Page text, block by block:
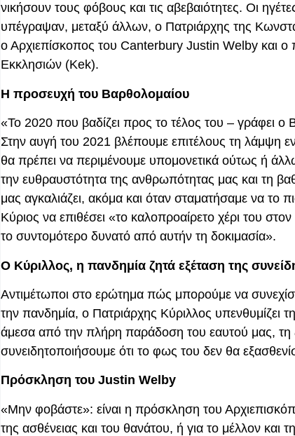
νικήσουν τους φόβους και τις αβεβαιότητες. Οι
υπέγραψαν, μεταξύ άλλων, ο Πατριάρχης της
ο Αρχιεπίσκοπος του Canterbury Justin Welby και
Εκκλησιών (Kek).
Η προσευχή του Βαρθολομαίου
«Το 2020 που βαδίζει προς το τέλος του – γράφει ο
Στην αυγή του 2021 βλέπουμε επιτέλους τη λάμψη
θα πρέπει να περιμένουμε υπομονετικά ούτως ή
την ευθραυστότητα της ανθρωπότητας μας και τη
μας αγκαλιάζει, ακόμα και όταν σταματήσαμε να
Κύριος να επιθέσει «το καλοπροαίρετο χέρι του
το συντομότερο δυνατό από αυτήν τη δοκιμασία».
Ο Κύριλλος, η πανδημία ζητά εξέταση της
Αντιμέτωποι στο ερώτημα πώς μπορούμε να
την πανδημία, ο Πατριάρχης Κύριλλος υπενθυμίζει
άμεσα από την πλήρη παράδοση του εαυτού μας, τη
συνειδητοποιήσουμε ότι το φως του δεν θα
Πρόσκληση του Justin Welby
«Μην φοβάστε»: είναι η πρόσκληση του
της ασθένειας και του θανάτου, ή για το μέλλον